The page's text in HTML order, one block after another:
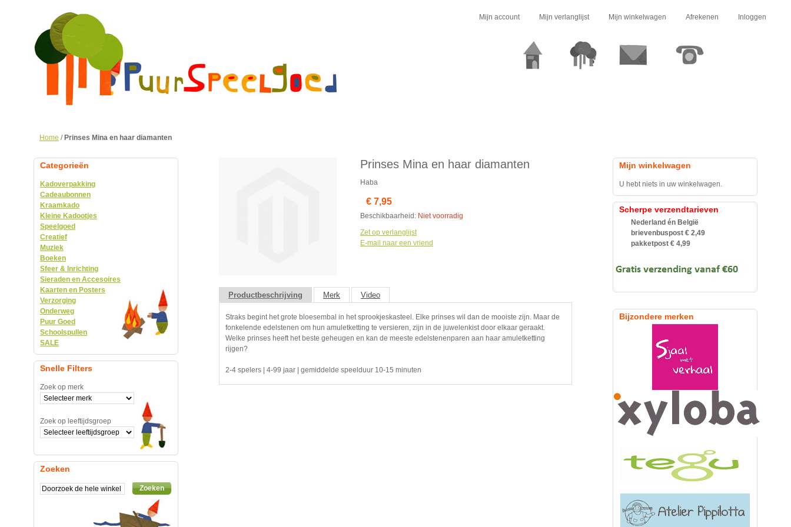
Mijn account Mijn verlanglijst Mijn winkelwagen Afrekenen Inloggen
Home / Prinses Mina en haar diamanten
Prinses Mina en haar diamanten
Haba
€ 7,95
Beschikbaarheid: Niet voorradig
Zet op verlanglijst
E-mail naar een vriend
Productbeschrijving Merk Video
Straks begint het grote bloesembal in het sprookjeskasteel. Elke prinses wil dan de mooiste zijn. Maar de
fonkelende edelstenen om hun amuletketting te versieren, zijn in de juwelenkist door elkaar geraakt.
Welke prinses heeft het beste geheugen en kan de meeste edelstenenparen aan haar amuletketting
rijgen?
2-4 spelers | 4-99 jaar | gemiddelde speelduur 10-15 minuten
Categorieën
Kadoverpakking
Cadeaubonnen
Kraamkado
Kleine Kadootjes
Speelgoed
Creatief
Muziek
Boeken
Sfeer & Inrichting
Sieraden en Accesoires
Kaarten en Posters
Verzorging
Onderweg
Puur Goed
Schoolspullen
SALE
Snelle Filters
Zoek op merk
Zoek op leeftijdsgroep
Zoeken
Zoeken
Mijn winkelwagen
U hebt niets in uw winkelwagen.
Scherpe verzendtarieven
Nederland én België
brievenbuspost € 2,49
pakketpost € 4,99
Bijzondere merken